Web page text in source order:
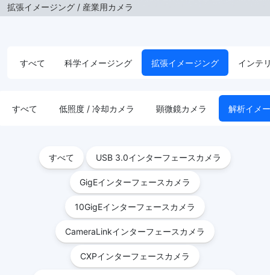
拡張イメージング / 産業用カメラ
すべて 科学イメージング 拡張イメージング インテ
すべて 低照度 / 冷却カメラ 顕微鏡カメラ 解析イメ
すべて USB 3.0インターフェースカメラ
GigEインターフェースカメラ
10GigEインターフェースカメラ
CameraLinkインターフェースカメラ
CXPインターフェースカメラ